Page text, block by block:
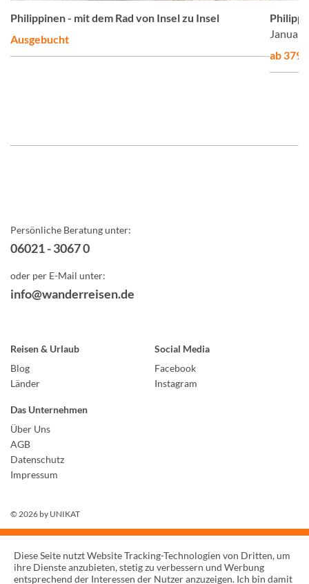
Philippinen - mit dem Rad von Insel zu Insel
Ausgebucht
Januar
ab
Persönliche Beratung unter:
06021 - 3067 0
oder per E-Mail unter:
info@wanderreisen.de
Reisen & Urlaub
Blog
Länder
Social Media
Facebook
Instagram
Das Unternehmen
Über Uns
AGB
Datenschutz
Impressum
© 2026 by UNIKAT
Diese Seite nutzt Website Tracking-Technologien von Dritten, um
ihre Dienste anzubieten, stetig zu verbessern und Werbung
entsprechend der Interessen der Nutzer anzuzeigen. Ich bin damit